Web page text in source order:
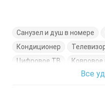
Санузел и душ в номере
Кондиционер
Цифровое ТВ
Ковровое
Кровать двуспальнаяВсе